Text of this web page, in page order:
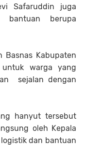
Safaruddin juga
bantuan berupa
Basnas Kabupaten
warga yang
sejalan dengan
hanyut tersebut
oleh Kepala
dan bantuan